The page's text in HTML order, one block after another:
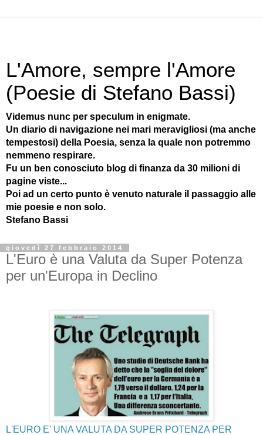
L'Amore, sempre l'Amore
(Poesie di Stefano Bassi)
Videmus nunc per speculum in enigmate.
Un diario di navigazione nei mari meravigliosi (ma anche
tempestosi) della Poesia, senza la quale non potremmo
nemmeno respirare.
Fu un ben conosciuto blog di finanza da 30 milioni di
pagine viste...
Poi ad un certo punto è venuto naturale il passaggio alle
mie poesie e non solo.
Stefano Bassi
giovedì 27 febbraio 2014
L'Euro è una Valuta da Super Potenza
per un'Europa in Declino
L'EURO E' UNA VALUTA DA SUPER POTENZA PER